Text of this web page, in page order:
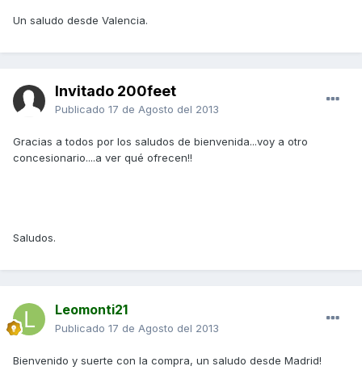
Un saludo desde Valencia.
Invitado 200feet
Publicado 17 de Agosto del 2013
Gracias a todos por los saludos de bienvenida...voy a otro
concesionario....a ver qué ofrecen!!
Saludos.
Leomonti21
Publicado 17 de Agosto del 2013
Bienvenido y suerte con la compra, un saludo desde Madrid!